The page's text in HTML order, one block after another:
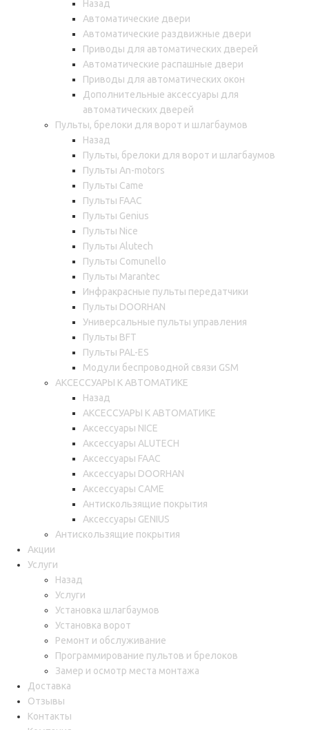
Назад
Автоматические двери
Автоматические раздвижные двери
Приводы для автоматических дверей
Автоматические распашные двери
Приводы для автоматических окон
Дополнительные аксессуары для
автоматических дверей
Пульты, брелоки для ворот и шлагбаумов
Назад
Пульты, брелоки для ворот и шлагбаумов
Пульты An-motors
Пульты Came
Пульты FAAC
Пульты Genius
Пульты Nice
Пульты Alutech
Пульты Сomunello
Пульты Marantec
Инфракрасные пульты передатчики
Пульты DOORHAN
Универсальные пульты управления
Пульты BFT
Пульты PAL-ES
Модули беспроводной связи GSM
АКСЕССУАРЫ К АВТОМАТИКЕ
Назад
АКСЕССУАРЫ К АВТОМАТИКЕ
Аксессуары NICE
Аксессуары ALUTECH
Аксессуары FAAC
Аксессуары DOORHAN
Аксессуары CAME
Антискользящие покрытия
Аксессуары GENIUS
Антискользящие покрытия
Акции
Услуги
Назад
Услуги
Установка шлагбаумов
Установка ворот
Ремонт и обслуживание
Программирование пультов и брелоков
Замер и осмотр места монтажа
Доставка
Отзывы
Контакты